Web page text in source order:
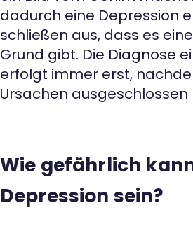
dadurch eine Depression
schließen aus, dass es
Grund gibt. Die Diagnose
erfolgt immer erst,
Ursachen ausgeschlossen
Wie gefährlich
Depression sein?